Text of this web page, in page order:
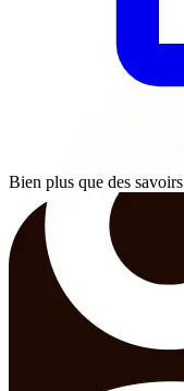
Bien plus que des savoirs